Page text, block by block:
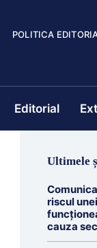
POLITICA
Editorial
Ultimele
riscul
cauza